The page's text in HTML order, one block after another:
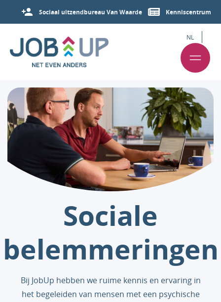
Sociaal uitzendbureau Van Waarde Kenniscentrum
NL
Sociale
belemmeringen
Bij JobUp hebben we ruime kennis en ervaring in
het begeleiden van mensen met een psychische